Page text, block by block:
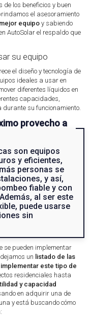
los beneficios y buen
el asesoramiento
equipoy sabiendo
AutoSolar el respaldo que
su equipo
el diseño y tecnología de
ideales a usar en
diferentes líquidos en
capacidades,
durante su funcionamiento.
provecho a
son equipos
y eficientes,
personas se
y así,
fiable y con
al ser este
puede usarse
sin
se pueden implementar
un listado de las
este tipo de
residenciales hasta
y capacidad
en adquirir una de
y está buscando cómo